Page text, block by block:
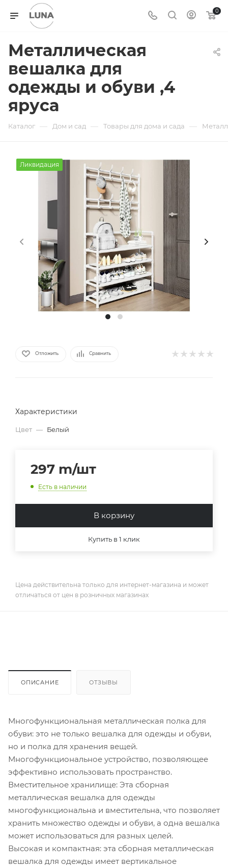
0
Металлическая
вешалка для
одежды и обуви ,4
яруса
Каталог — Дом и сад — Товары для дома и сада —
Ликвидация
Отложить Сравнить
Характеристики
Цвет — Белый
297 m/шт
Есть в наличии
В корзину
Купить в 1 клик
Цена действительна только для интернет-магазина и может
отличаться от цен в розничных магазинах
ОПИСАНИЕ ОТЗЫВЫ
Многофункциональная металлическая полка для
обуви: это не только вешалка для одежды и обуви,
но и полка для хранения вещей.
Многофункциональное устройство, позволяющее
эффективно использовать пространство.
Вместительное хранилище: Эта сборная
металлическая вешалка для одежды
многофункциональна и вместительна, что позволяет
хранить множество одежды и обуви, а одна вешалка
может использоваться для разных целей.
Высокая и компактная: эта сборная металлическая
вешалка для одежды имеет вертикальное